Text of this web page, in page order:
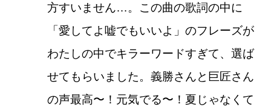
方すいません…。この曲の歌詞の中に
「愛してよ嘘でもいいよ」のフレーズが
わたしの中でキラーワードすぎて、選ば
せてもらいました。義勝さんと巨匠さん
の声最高〜！元気でる〜！夏じゃなくて